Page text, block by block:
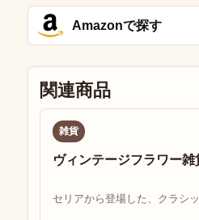
Amazonで探す
関連商品
雑貨
ヴィンテージフラワー雑
セリアから登場した、クラシ